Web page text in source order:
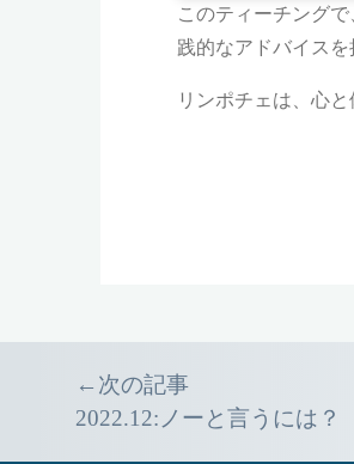
このティーチング
践的なアドバイスを
リンポチェは、心
Event←次の記事
2022.12:ノーと言うには？